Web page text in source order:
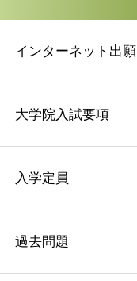
インターネット出願
大学院入試要項
入学定員
過去問題